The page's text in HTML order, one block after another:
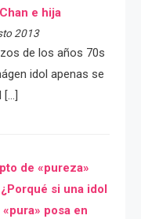
e hija
2013
de los años 70s
idol apenas se
de «pureza»
si una idol
posa en